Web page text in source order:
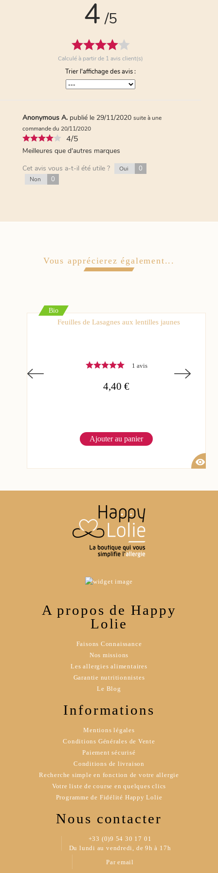
4 /5
Calculé à partir de 1 avis client(s)
Trier l'affichage des avis :
Anonymous A. publié le 29/11/2020 suite à une
commande du 20/11/2020
4/5
Meilleures que d'autres marques
Cet avis vous a-t-il été utile ?
Oui 0
Non 0
Vous apprécierez également...
Bio
Feuilles de Lasagnes aux lentilles jaunes
1 avis
4,40 €
Ajouter au panier
visibility
A propos de Happy
Lolie
Faisons Connaissance
Nos missions
Les allergies alimentaires
Garantie nutritionnistes
Le Blog
Informations
Mentions légales
Conditions Générales de Vente
Paiement sécurisé
Conditions de livraison
Recherche simple en fonction de votre allergie
Votre liste de course en quelques clics
Programme de Fidélité Happy Lolie
Nous contacter
+33 (0)9 54 30 17 01
Du lundi au vendredi, de 9h à 17h
Par email